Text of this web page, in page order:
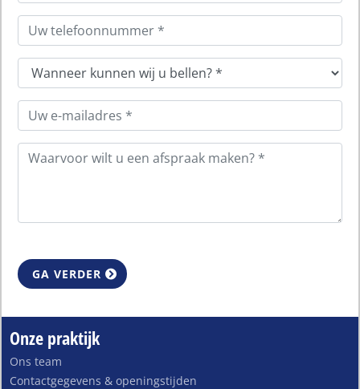
GA VERDER
Onze praktijk
Ons team
Contactgegevens & openingstijden